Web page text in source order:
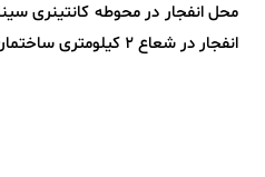
محل انفجار در محوطه کانتینری
انفجار در شعاع ۲ کیلومتری ساختمان اداری گمرک بوده است.